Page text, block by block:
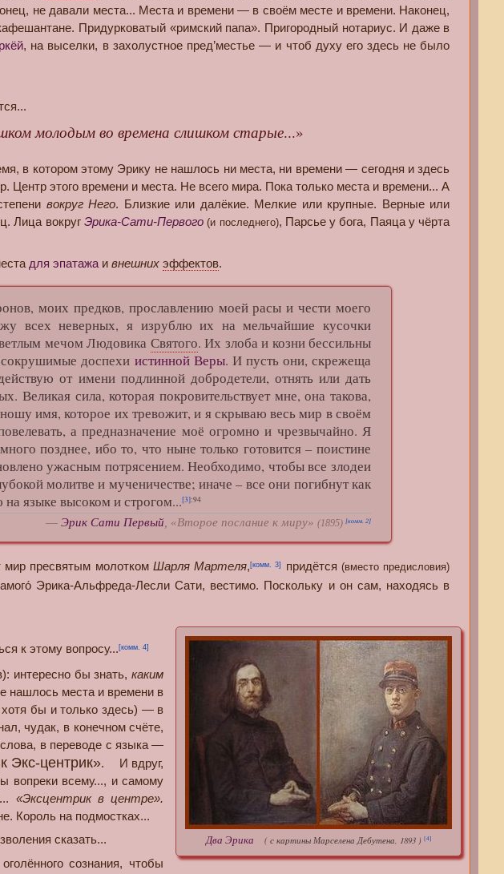
не давали места... Места и времени — в своём месте и времени. Наконец,
Придурковатый «римский папа». Пригородный нотариус. И даже в
, на выселки, в захолустное пред’местье — и чтоб духу его здесь не было
молодым во времена слишком старые...»
в котором этому Эрику не нашлось ни места, ни времени — сегодня и здесь
этого времени и места. Не всего мира. Пока только места и времени... А
вокруг Него. Близкие или далёкие. Мелкие или крупные. Верные или
Лица вокруг Эрика-Сати-Первого (и последнего), Парсье у бога, Паяца у чёрта
для эпатажа ивнешних эффектов.
моих предков, прославлению моей расы и чести моего
всех неверных, я изрублю их на мельчайшие кусочки
мечом Людовика Святого. Их злоба и козни бессильны
доспехи истинной Веры. И пусть они, скрежеща
от имени подлинной добродетели, отнять или дать
Великая сила, которая покровительствует мне, она такова,
имя, которое их тревожит, и я скрываю весь мир в своём
а предназначение моё огромно и чрезвычайно. Я
позднее, ибо то, что ныне только готовится – поистине
ужасным потрясением. Необходимо, чтобы все злодеи
молитве и мученичестве; иначе – все они погибнут как
языке высоком и строгом...[3]:94
— Эрик Сати Первый, «Второе послание к миру» (1895) [комм. 2]
пресвятым молотком Шарля Мартеля,[комм. 3] придётся(вместо предисловия)
Эрика-Альфреда-Лесли Сати, вестимо. Поскольку и он сам, находясь в
Два Эрика ( с картины Марселена Дебутена, 1893 ) [4]
к этому вопросу...[комм. 4]
интересно бы знать,каким
нашлось места и времени в
бы и только здесь) — в
чудак, в конечном счёте,
в переводе с языка —
Экс-центрик». И вдруг,
вопреки всему..., и самому
«Эксцентрик в центре».
Король на подмостках...
сказать...
сознания, чтобы